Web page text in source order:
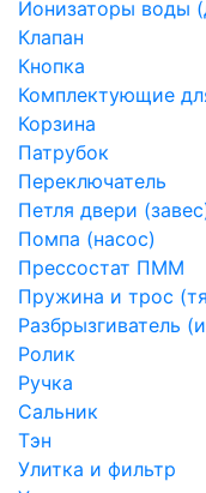
Ионизаторы воды
Клапан
Кнопка
Комплектующие
Корзина
Патрубок
Переключатель
Петля двери
Помпа (насос)
Преcсостат ПММ
Пружина и трос
Разбрызгиватель
Ролик
Ручка
Сальник
Тэн
Улитка и фильтр